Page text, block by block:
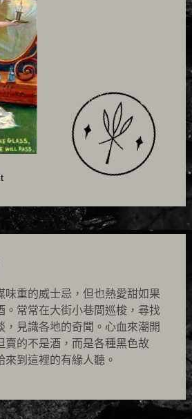
味重的威士忌，但也熱愛甜如果
。常常在大街小巷間巡梭，尋找
，見識各地的奇聞。心血來潮開
賣的不是酒，而是各種黑色故
來到這裡的有緣人聽。